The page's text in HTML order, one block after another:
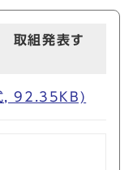
組発表す
, 92.35KB)